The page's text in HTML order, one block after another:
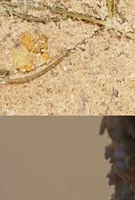
peuvent alors se
ressources, plus
voici,Sciuna,
Design Studio, un
de ressources
biodégradable,
: Les fruits secs et